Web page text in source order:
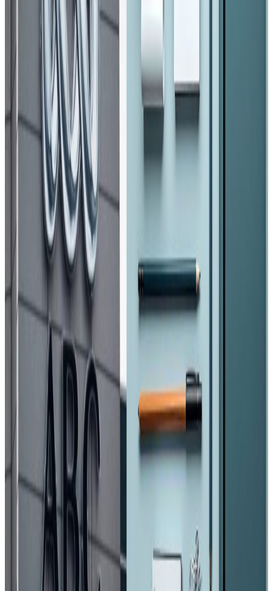
काठमाडौं । सक्रिय संक्रमितको संख्या ६ हजार ३३० रहेको ६४ जनाको
अवस्था गम्भीर छ । मन्त्रालयले दिएको जानकारी अनुसार ६१ जनाको
आईसीयू र ४ जनाको भेन्टिलेटरमा राखेर उपचार भइरहेको छ ।
सबैभन्दा बढी बाग्मती प्रदेशमा २६ जना आईसीयू र ३ जना भेन्टिलेटरमा
छन् । प्रदेश २ मा ३२, प्रदेश ५ मा २ र प्रदेश १ मा १ जना आईसीयूमा
उपचाररत छन् । नेपालमा यहि अनुपातमा कोभिड–१९ का जटिल
बिरामी बढ्दै गए उपलब्ध भेन्टिलेटर र आईसीयू शय्याले नधान्ने
देखिएको छ ।
स्वास्थ्य तथा जनसंख्या मन्त्रालयका अनुसार नेपालमा कोरोनाका
गम्भीर बिरामीको उपचारका लागि निजी र सरकारीमा गरी ९ सय
भेन्टिलेटर र १ हजार ७ सय २ आईसीयू शय्या मात्र उपलब्ध छन् ।
स्वास्थ्य क्षेत्रका विज्ञहरूले नै संक्रमितको संख्या बढिरहेकाले थप
आईसीयू र भेन्टिलेटर चाहिनेतर्फ सरकारलाई सचेत गराइरहँदा
स्वास्थ्य मन्त्रालयका सहप्रवक्ता डा. समीरकुमार अधिकारीले
आवश्यकताअनुसार क्रमिक रूपमा आईसीयू र भेन्टिलेटर थप्ने प्रक्रिया
अघि बढेको दाबी गरे । आईसीयू र भेन्टिलेटरमा राख्ने अवस्था नआओस्
भनेर रोकथाममै बढी जोड दिएको उनको दाबी थियो ।
इपिडिमियोलोजी तथा रोग नियन्त्रण महाशाखाका निर्देशक एवं
भाइरोलोजिस्ट डा.वासुदेव पाण्डेले आईसीयूमा जाने बिरामीको बढ्दो
संख्याले चिन्ता बढाएको बताए । आईसीयू र भेन्टिलेटरको उपचार
प्रक्रिया सहजै थेग्न नसकिने भएकाले कोरोना संक्रमणको विस्तार रोक्न
थप कडा पाइला चाल्नु पर्ने भन्दै जनस्वास्थ्यविद र सरुवा रोग
विशेषज्ञहरुले सरकारलाई बारम्बार सचेत गराउँदै आएका छन् ।
कोरोना संक्रमितको संख्या २२ हजार २१४ पुगेको नेपालमा यसैको
संक्रमणबाट ७३ जनाको मृत्यु भएको छ । कोरोना जित्नेहरुको संख्या
१५ हजार ८१४ पुग्दा काठमाडौं उपत्यका, पर्सा, सप्तरी, मोरङ, बाँके
लगायतका जनघनत्व बढी भएको जिल्लामा समुदायमा महामारी